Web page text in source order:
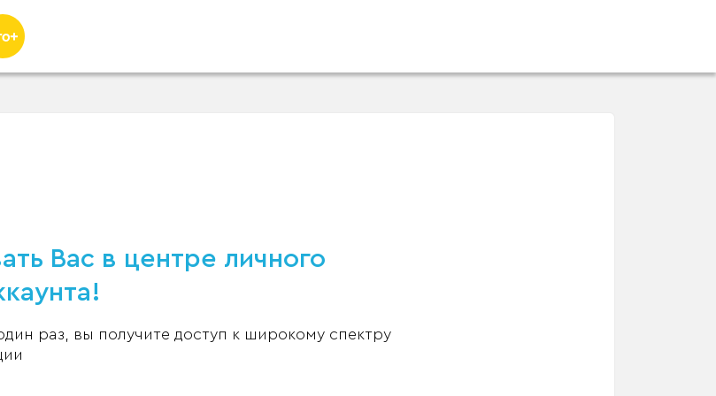
Вас в центре личного
раз, вы получите доступ к широкому спектру